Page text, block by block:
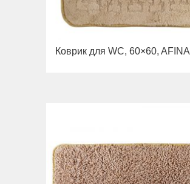
Коврик для WC, 60×60, AFINA